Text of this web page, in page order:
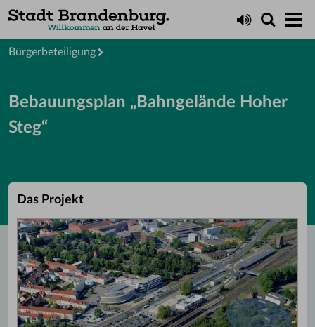
Rathaus
Bürgerbeteiligung
Bebauungsplan „Bahngelände Hoher
Steg“
Das Projekt